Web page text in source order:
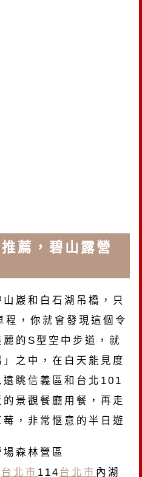
薦，碧山露營
巖和白石湖吊橋，只
程，你就會發現這個令
的S型空中步道，就
之中，在白天能見度
眺信義區和台北101
景觀餐廳用餐，再走
，非常愜意的半日遊
森林營區
台北市 114 台北市 內湖